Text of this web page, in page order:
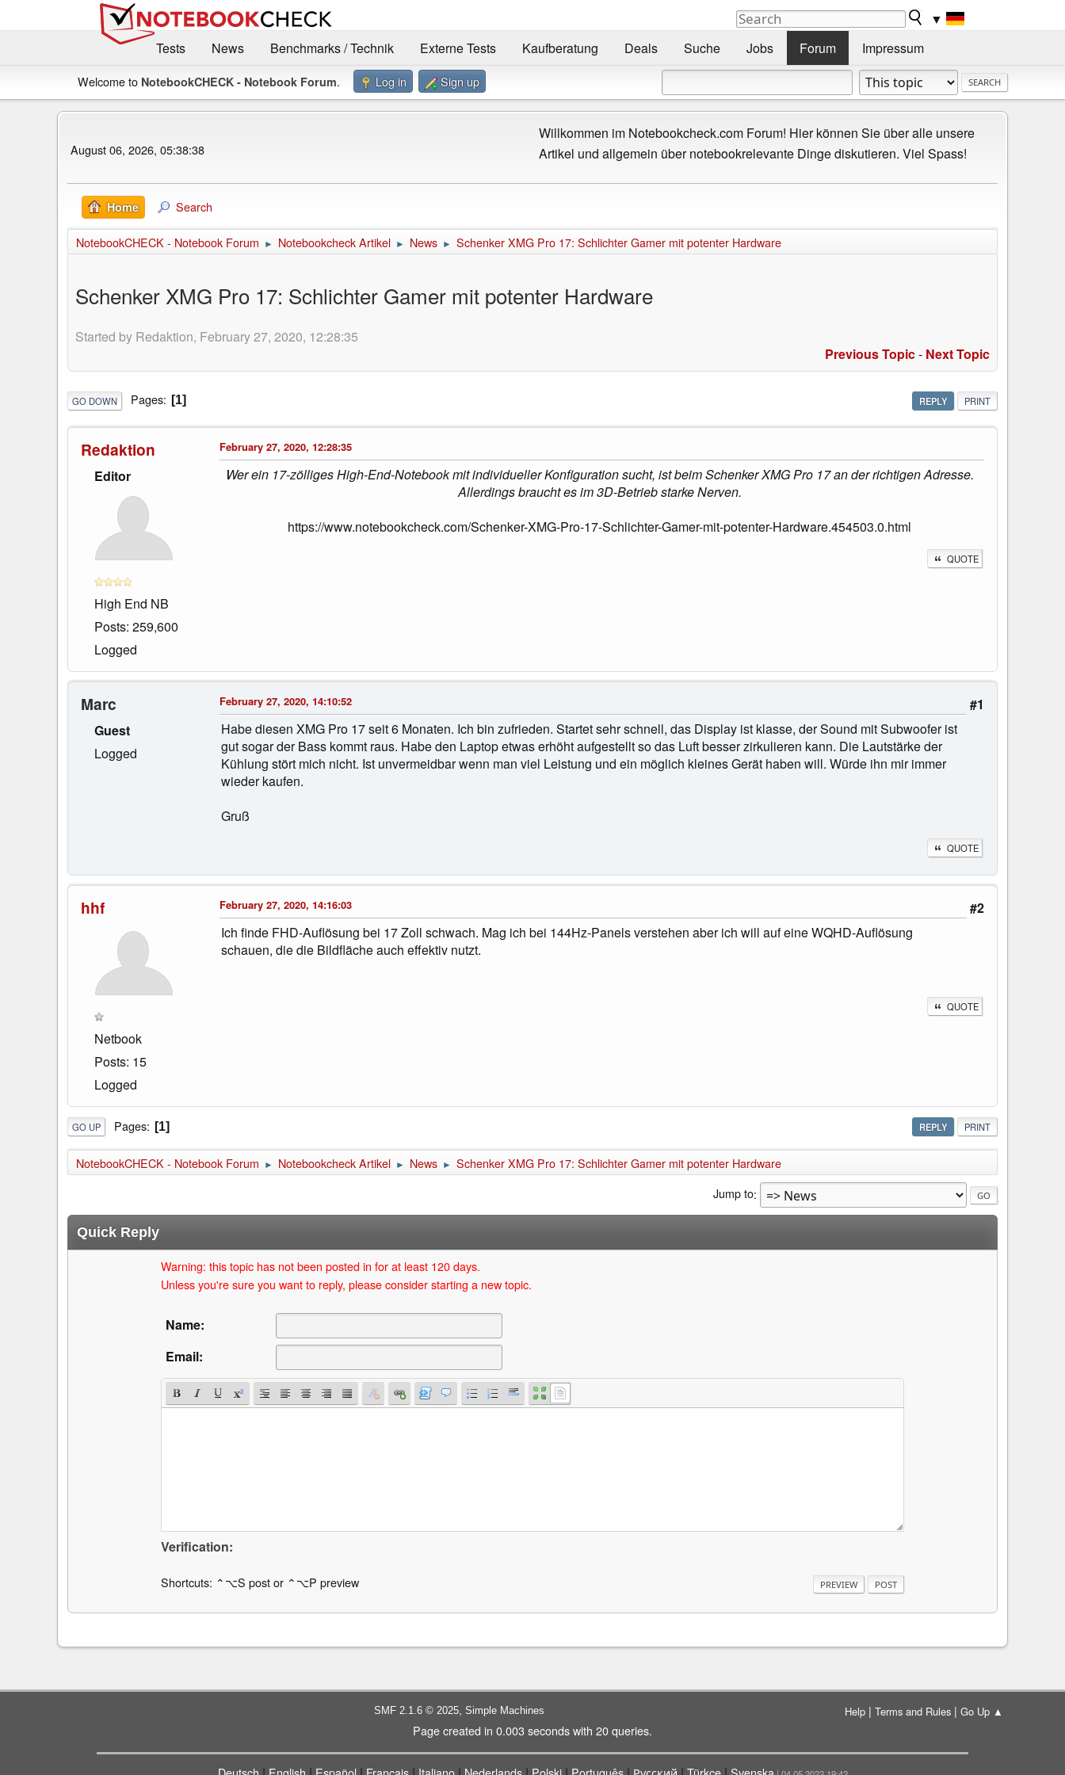
▼
Tests
News Benchmarks / Technik Externe Tests Kaufberatung Deals Suche Jobs Forum Impressum
Welcome to NotebookCHECK - Notebook Forum. Log in Sign up
August 06, 2026, 05:38:38
Willkommen im Notebookcheck.com Forum! Hier können Sie über alle unsere
Artikel und allgemein über notebookrelevante Dinge diskutieren. Viel Spass!
Home Search
NotebookCHECK - Notebook Forum ► Notebookcheck Artikel ► News ► Schenker XMG Pro 17: Schlichter Gamer mit potenter Hardware
Schenker XMG Pro 17: Schlichter Gamer mit potenter Hardware
Started by Redaktion, February 27, 2020, 12:28:35
Previous Topic- Next Topic
REPLY PRINT
GO DOWN Pages 1
Redaktion
Editor
High End NB
Posts: 259,600
Logged
February 27, 2020, 12:28:35
Wer ein 17-zölliges High-End-Notebook mit individueller Konfiguration sucht, ist beim Schenker XMG Pro 17 an der richtigen Adresse.
Allerdings braucht es im 3D-Betrieb starke Nerven.
https://www.notebookcheck.com/Schenker-XMG-Pro-17-Schlichter-Gamer-mit-potenter-Hardware.454503.0.html
QUOTE
Marc
Guest
Logged
#1
February 27, 2020, 14:10:52
Habe diesen XMG Pro 17 seit 6 Monaten. Ich bin zufrieden. Startet sehr schnell, das Display ist klasse, der Sound mit Subwoofer ist
gut sogar der Bass kommt raus. Habe den Laptop etwas erhöht aufgestellt so das Luft besser zirkulieren kann. Die Lautstärke der
Kühlung stört mich nicht. Ist unvermeidbar wenn man viel Leistung und ein möglich kleines Gerät haben will. Würde ihn mir immer
wieder kaufen.
Gruß
QUOTE
hhf
Netbook
Posts: 15
Logged
#2
February 27, 2020, 14:16:03
Ich finde FHD-Auflösung bei 17 Zoll schwach. Mag ich bei 144Hz-Panels verstehen aber ich will auf eine WQHD-Auflösung
schauen, die die Bildfläche auch effektiv nutzt.
QUOTE
REPLY PRINT
GO UP Pages 1
NotebookCHECK - Notebook Forum ► Notebookcheck Artikel ► News ► Schenker XMG Pro 17: Schlichter Gamer mit potenter Hardware
Jump to
Quick Reply
Warning: this topic has not been posted in for at least 120 days.
Unless you're sure you want to reply, please consider starting a new topic.
Name:
Email:
Verification:
Shortcuts: ⌃⌥S post or ⌃⌥P preview
Help| Terms and Rules| Go Up ▲
SMF 2.1.6 © 2025, Simple Machines
Page created in 0.003 seconds with 20 queries.